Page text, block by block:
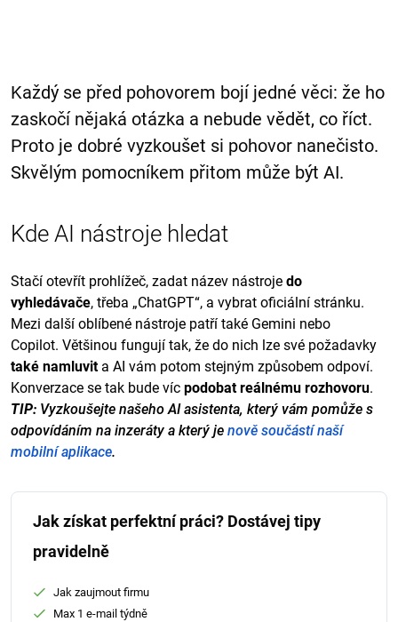
Každý se před pohovorem bojí jedné věci: že ho
zaskočí nějaká otázka a nebude vědět, co říct.
Proto je dobré vyzkoušet si pohovor nanečisto.
Skvělým pomocníkem přitom může být AI.
Kde AI nástroje hledat
Stačí otevřít prohlížeč, zadat název nástroje do
vyhledávače, třeba „ChatGPT“, a vybrat oficiální stránku.
Mezi další oblíbené nástroje patří také Gemini nebo
Copilot. Většinou fungují tak, že do nich lze své požadavky
také namluvita AI vám potom stejným způsobem odpoví.
Konverzace se tak bude víc podobat reálnému rozhovoru.
TIP: Vyzkoušejte našeho AI asistenta, který vám pomůže s
odpovídáním na inzeráty a který je nově součástí naší
mobilní aplikace.
Jak získat perfektní práci? Dostávej tipy
pravidelně
Jak zaujmout firmu
Max 1 e-mail týdně